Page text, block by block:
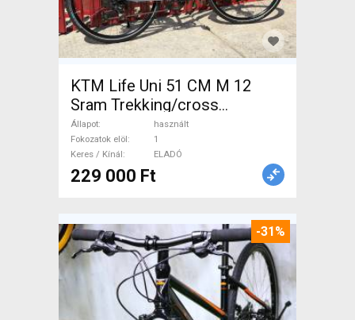
KTM Life Uni 51 CM M 12
Sram Trekking/cross
tárcsafék használt ELADÓ
Állapot
használt
Fokozatok elöl
1
Keres / Kínál
ELADÓ
229 000 Ft
-31%